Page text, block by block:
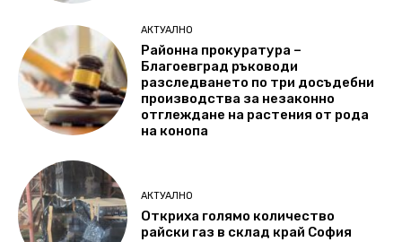
АКТУАЛНО
Районна прокуратура –
Благоевград ръководи
разследването по три досъдебни
производства за незаконно
отглеждане на растения от рода
на конопа
АКТУАЛНО
Откриха голямо количество
райски газ в склад край София